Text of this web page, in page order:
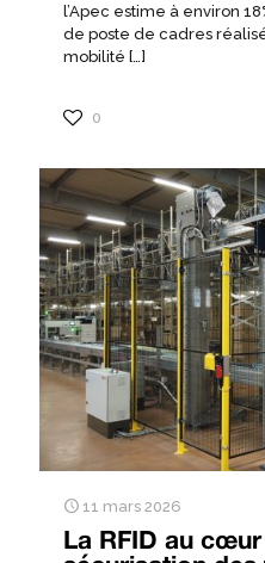
l’Apec estime à environ
de poste de cadres
mobilité […]
0
11 mars 2026
La RFID au